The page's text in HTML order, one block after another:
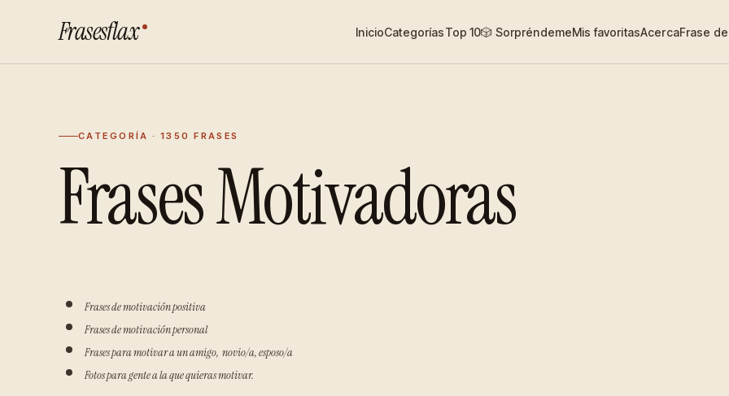
Frasesflax InicioCategoríasTop 10🎲 SorpréndemeMis favoritasAcercaFrase
CATEGORÍA · 1350 FRASES
Frases Motivadoras
Frases de motivación positiva
Frases de motivación personal
Frases para motivar a un amigo, novio/a, esposo/a
Fotos para gente a la que quieras motivar.